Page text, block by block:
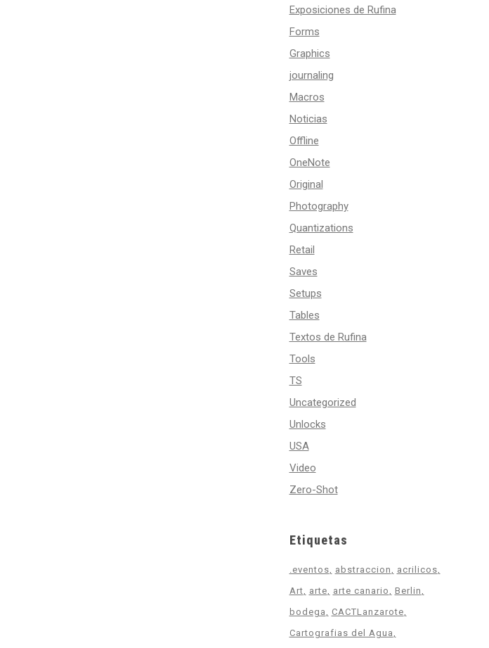
Exposiciones de Rufina
Forms
Graphics
journaling
Macros
Noticias
Offline
OneNote
Original
Photography
Quantizations
Retail
Saves
Setups
Tables
Textos de Rufina
Tools
TS
Uncategorized
Unlocks
USA
Video
Zero-Shot
Etiquetas
.eventos abstraccion
acrilicos
Art
arte arte canario
Berlin
bodega
CACTLanzarote
Cartografias del Agua